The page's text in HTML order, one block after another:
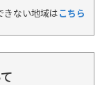
きない地域はこちら